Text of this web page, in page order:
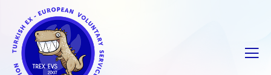
İçeriğe
geç